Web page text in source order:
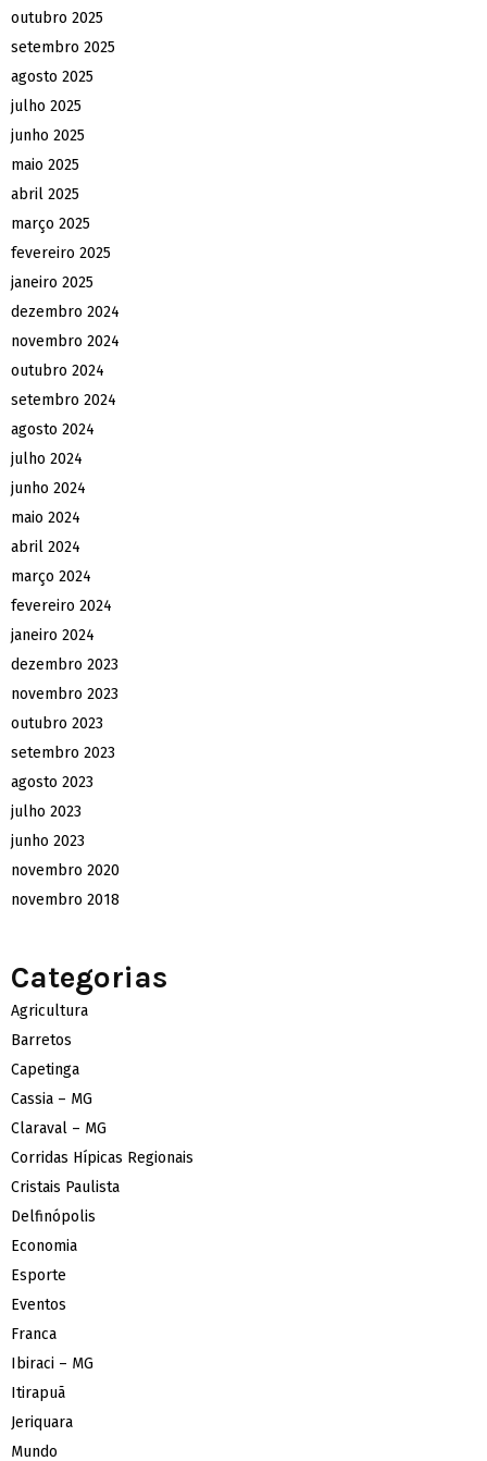
outubro 2025
setembro 2025
agosto 2025
julho 2025
junho 2025
maio 2025
abril 2025
março 2025
fevereiro 2025
janeiro 2025
dezembro 2024
novembro 2024
outubro 2024
setembro 2024
agosto 2024
julho 2024
junho 2024
maio 2024
abril 2024
março 2024
fevereiro 2024
janeiro 2024
dezembro 2023
novembro 2023
outubro 2023
setembro 2023
agosto 2023
julho 2023
junho 2023
novembro 2020
novembro 2018
Categorias
Agricultura
Barretos
Capetinga
Cassia – MG
Claraval – MG
Corridas Hípicas Regionais
Cristais Paulista
Delfinópolis
Economia
Esporte
Eventos
Franca
Ibiraci – MG
Itirapuã
Jeriquara
Mundo